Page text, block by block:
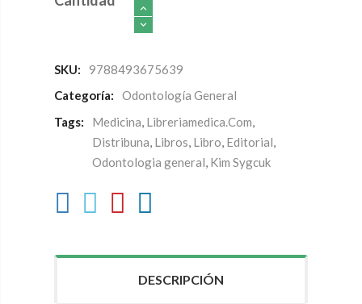
SKU:
9788493675639
Categoría:
Odontología General
Tags:
Medicina, Libreriamedica.Com,
Distribuna, Libros, Libro, Editorial,
Odontologia general, Kim Sygcuk
DESCRIPCIÓN